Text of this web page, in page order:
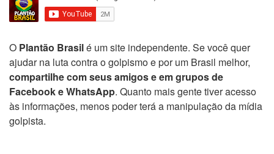
O Plantão Brasilé um site independente. Se você quer
ajudar na luta contra o golpismo e por um Brasil melhor,
compartilhe com seus amigos e em grupos de
Facebook e WhatsApp. Quanto mais gente tiver acesso
às informações, menos poder terá a manipulação da mídia
golpista.